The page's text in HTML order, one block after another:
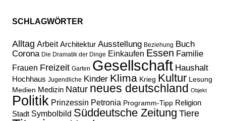
SCHLAGWÖRTER
Alltag Arbeit Architektur Ausstellung Beziehung Buch
Corona Die Dramatik der Dinge Einkaufen Essen Familie
Frauen Freizeit Garten Gesellschaft Haushalt
Hochhaus Jugendliche Kinder Klima Krieg Kultur Lesung
Medien Medizin Natur neues deutschland Objekt
Politik Prinzessin Petronia Programm-Tipp Religion
Stadt Symbolbild Süddeutsche Zeitung Tiere